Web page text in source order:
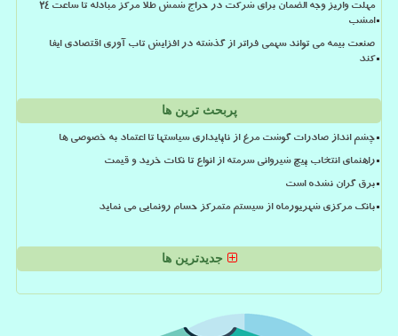
مهلت واریز وجه الضمان برای شرکت در حراج شمش طلا مرکز مبادله تا ساعت ۲۴
امشب
صنعت بیمه می تواند سهمی فراتر از گذشته در افزایش تاب آوری اقتصادی ایفا
کند
پربحث ترین ها
چشم انداز صادرات گوشت مرغ از ناپایداری سیاستها تا اعتماد به خصوصی ها
راهنمای انتخاب پیچ شیروانی سرمته از انواع تا نکات خرید و قیمت
برق گران نشده است
بانک مرکزی شهریورماه از سیستم متمرکز حسام رونمایی می نماید
جدیدترین ها